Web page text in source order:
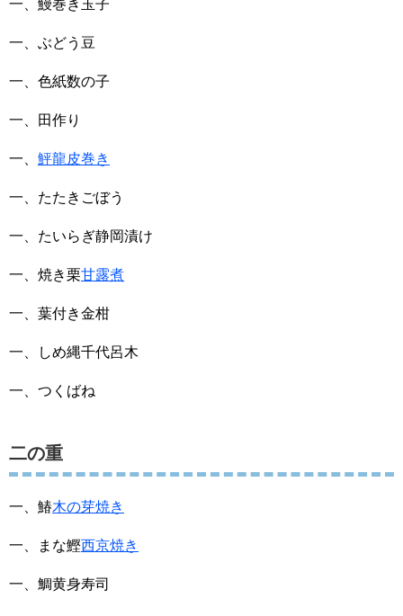
一、鰻巻き玉子
一、ぶどう豆
一、色紙数の子
一、田作り
一、 鮃龍皮巻き
一、たたきごぼう
一、たいらぎ静岡漬け
一、焼き栗甘露煮
一、葉付き金柑
一、しめ縄千代呂木
一、つくばね
二の重
一、鰆木の芽焼き
一、まな鰹西京焼き
一、鯛黄身寿司